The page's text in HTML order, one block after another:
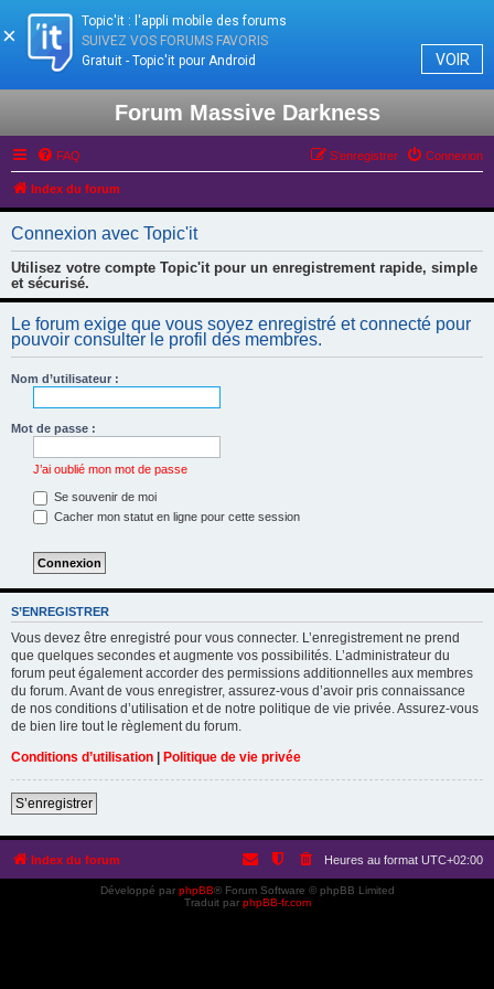
Forum Massive Darkness
FAQ Connexion
S’enregistrer
Index du forum
Connexion avec Topic'it
Utilisez votre compte Topic'it pour un enregistrement rapide, simple
et sécurisé.
Le forum exige que vous soyez enregistré et connecté pour
pouvoir consulter le profil des membres.
Nom d’utilisateur :
Mot de passe :
J’ai oublié mon mot de passe
Se souvenir de moi
Cacher mon statut en ligne pour cette session
S’ENREGISTRER
Vous devez être enregistré pour vous connecter. L’enregistrement ne prend
que quelques secondes et augmente vos possibilités. L’administrateur du
forum peut également accorder des permissions additionnelles aux membres
du forum. Avant de vous enregistrer, assurez-vous d’avoir pris connaissance
de nos conditions d’utilisation et de notre politique de vie privée. Assurez-vous
de bien lire tout le règlement du forum.
Conditions d’utilisation | Politique de vie privée
S’enregistrer
Index du forum Heures au format UTC+02:00
Développé par phpBB® Forum Software © phpBB Limited
Traduit par phpBB-fr.com
×
Topic'it : l'appli mobile des forums
SUIVEZ VOS FORUMS FAVORIS
Gratuit - Topic'it pour Android
VOIR